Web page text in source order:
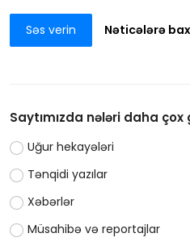
Səs verin Nəticələrə bax
Saytımızda nələri daha
Uğur hekayələri
Tənqidi yazılar
Xəbərlər
Müsahibə və reportajlar